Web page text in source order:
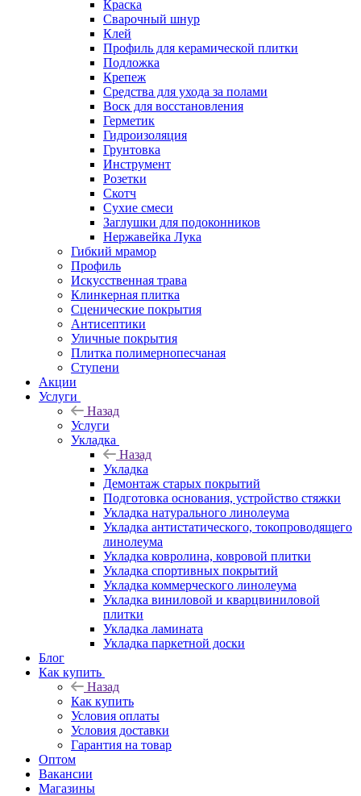
Краска
Сварочный шнур
Клей
Профиль для керамической плитки
Подложка
Крепеж
Средства для ухода за полами
Воск для восстановления
Герметик
Гидроизоляция
Грунтовка
Инструмент
Розетки
Скотч
Сухие смеси
Заглушки для подоконников
Нержавейка Лука
Гибкий мрамор
Профиль
Искусственная трава
Клинкерная плитка
Сценические покрытия
Антисептики
Уличные покрытия
Плитка полимернопесчаная
Ступени
Акции
Услуги
Назад
Услуги
Укладка
Назад
Укладка
Демонтаж старых покрытий
Подготовка основания, устройство стяжки
Укладка натурального линолеума
Укладка антистатического, токопроводящего
линолеума
Укладка ковролина, ковровой плитки
Укладка спортивных покрытий
Укладка коммерческого линолеума
Укладка виниловой и кварцвиниловой
плитки
Укладка ламината
Укладка паркетной доски
Блог
Как купить
Назад
Как купить
Условия оплаты
Условия доставки
Гарантия на товар
Оптом
Вакансии
Магазины